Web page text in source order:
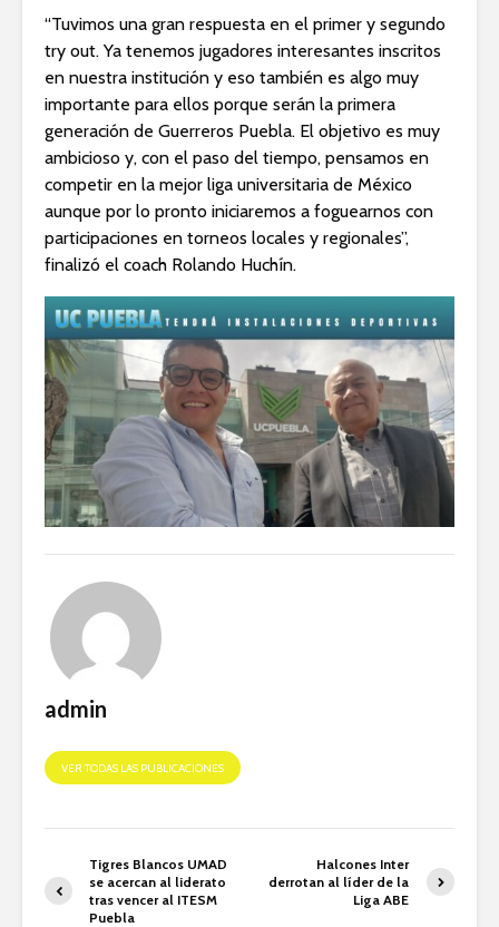
“Tuvimos una gran respuesta en el primer y segundo
try out. Ya tenemos jugadores interesantes inscritos
en nuestra institución y eso también es algo muy
importante para ellos porque serán la primera
generación de Guerreros Puebla. El objetivo es muy
ambicioso y, con el paso del tiempo, pensamos en
competir en la mejor liga universitaria de México
aunque por lo pronto iniciaremos a foguearnos con
participaciones en torneos locales y regionales”,
finalizó el coach Rolando Huchín.
admin
VER TODAS LAS PUBLICACIONES
Tigres Blancos UMAD
se acercan al liderato
tras vencer al ITESM
Puebla
Halcones Inter
derrotan al líder de la
Liga ABE